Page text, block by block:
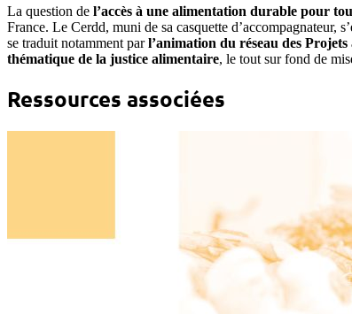
La question de l’accès à une alimentation durable pour
France. Le Cerdd, muni de sa casquette d’accompagnateur,
se traduit notamment parl’animation du réseau des
thématique de la justice alimentaire, le tout sur fond de
Ressources associées